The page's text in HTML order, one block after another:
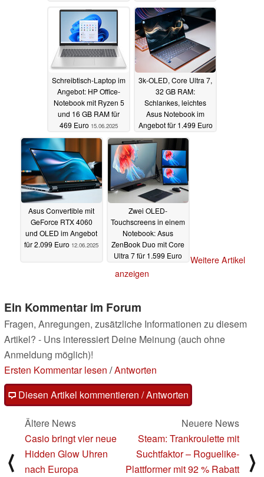
15.06.2025
Schreibtisch-Laptop im
Angebot: HP Office-
Notebook mit Ryzen 5
und 16 GB RAM für
469 Euro 15.06.2025
3k-OLED, Core Ultra 7,
32 GB RAM:
Schlankes, leichtes
Asus Notebook im
Angebot für 1.499 Euro
13.06.2025
Asus Convertible mit
GeForce RTX 4060
und OLED im Angebot
für 2.099 Euro 12.06.2025
Zwei OLED-
Touchscreens in einem
Notebook: Asus
ZenBook Duo mit Core
Ultra 7 für 1.599 Euro
Weitere Artikel
anzeigen
Ein Kommentar im Forum
Fragen, Anregungen, zusätzliche Informationen zu diesem
Artikel? - Uns interessiert Deine Meinung (auch ohne
Anmeldung möglich)!
Ersten Kommentar lesen /Antworten
Diesen Artikel kommentieren / Antworten
⟨
Ältere News
Casio bringt vier neue
Hidden Glow Uhren
nach Europa
Neuere News
Steam: Trankroulette mit
Suchtfaktor – Roguelike-
Plattformer mit 92 % Rabatt
⟩